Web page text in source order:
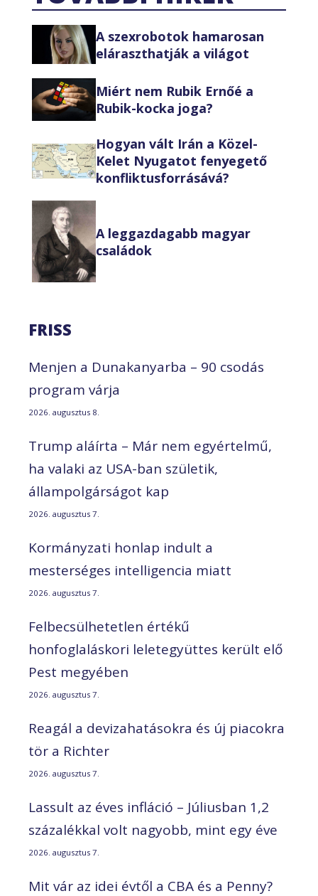
A szexrobotok hamarosan
eláraszthatják a világot
Miért nem Rubik Ernőé a
Rubik-kocka joga?
Hogyan vált Irán a Közel-
Kelet Nyugatot fenyegető
konfliktusforrásává?
A leggazdagabb magyar
családok
FRISS
Menjen a Dunakanyarba – 90 csodás
program várja
2026. augusztus 8.
Trump aláírta – Már nem egyértelmű,
ha valaki az USA-ban születik,
állampolgárságot kap
2026. augusztus 7.
Kormányzati honlap indult a
mesterséges intelligencia miatt
2026. augusztus 7.
Felbecsülhetetlen értékű
honfoglaláskori leletegyüttes került elő
Pest megyében
2026. augusztus 7.
Reagál a devizahatásokra és új piacokra
tör a Richter
2026. augusztus 7.
Lassult az éves infláció – Júliusban 1,2
százalékkal volt nagyobb, mint egy éve
2026. augusztus 7.
Mit vár az idei évtől a CBA és a Penny?